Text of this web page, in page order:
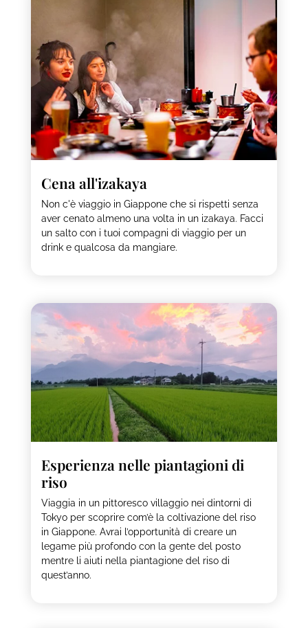
Cena all'izakaya
Non c'è viaggio in Giappone che si rispetti senza
aver cenato almeno una volta in un izakaya. Facci
un salto con i tuoi compagni di viaggio per un
drink e qualcosa da mangiare.
Esperienza nelle piantagioni di
riso
Viaggia in un pittoresco villaggio nei dintorni di
Tokyo per scoprire com’è la coltivazione del riso
in Giappone. Avrai l’opportunità di creare un
legame più profondo con la gente del posto
mentre li aiuti nella piantagione del riso di
quest’anno.